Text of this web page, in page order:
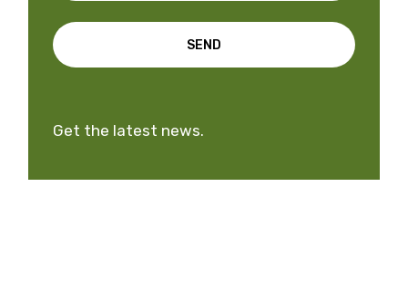
SEND
Get the latest news.